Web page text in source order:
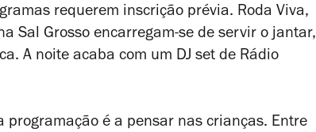
requerem inscrição prévia. Roda Viva,
Sal Grosso encarregam-se de servir o jantar,
A noite acaba com um DJ set de Rádio
programação é a pensar nas crianças. Entre